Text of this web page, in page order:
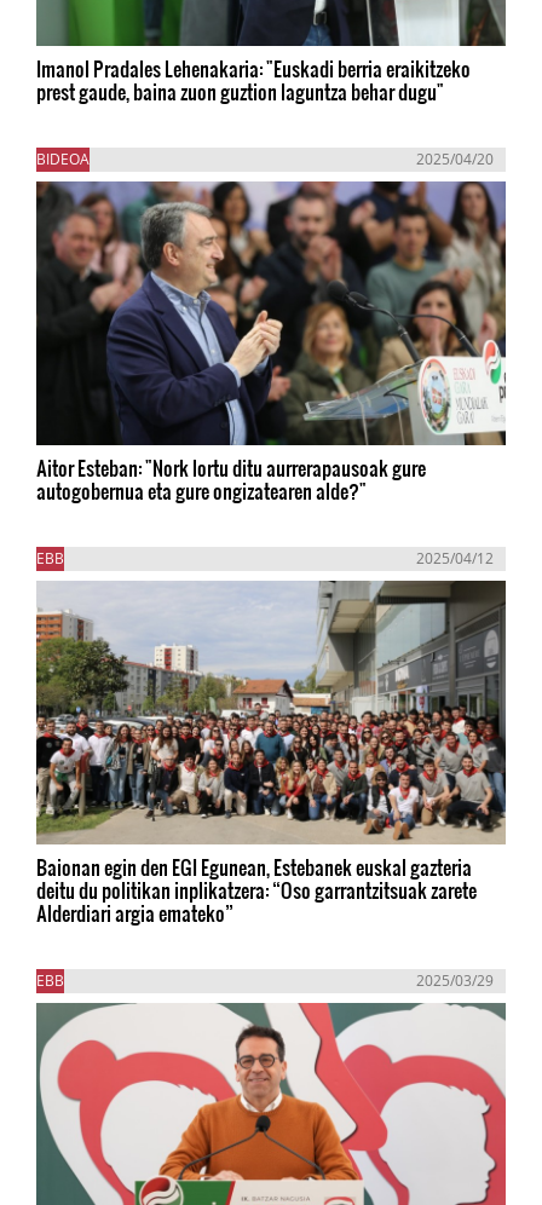
Imanol Pradales Lehenakaria: "Euskadi berria eraikitzeko
prest gaude, baina zuon guztion laguntza behar dugu"
BIDEOA 2025/04/20
Aitor Esteban: "Nork lortu ditu aurrerapausoak gure
autogobernua eta gure ongizatearen alde?"
EBB 2025/04/12
Baionan egin den EGI Egunean, Estebanek euskal gazteria
deitu du politikan inplikatzera: “Oso garrantzitsuak zarete
Alderdiari argia emateko”
EBB 2025/03/29